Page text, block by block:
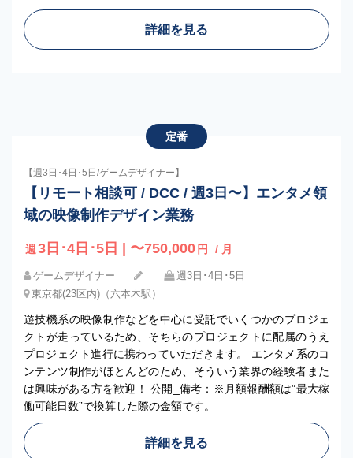
詳細を見る
定番
【週3日･4日･5日/ゲームデザイナー】
【リモート相談可 / DCC / 週3日〜】エンタメ領
域の映像制作デザイン業務
週 3日･4日･5日 | 〜750,000 円 / 月
ゲームデザイナー
週3日･4日･5日
東京都(23区内)（六本木駅）
遊技機系の映像制作などを中心に受託でいくつかのプロジェ
クトが走っているため、そちらのプロジェクトに配属のうえ
プロジェクト進行に携わっていただきます。 エンタメ系のコ
ンテンツ制作がほとんどのため、そういう業界の経験者また
は興味がある方を歓迎！ 公開_備考：※月額報酬額は”最大稼
働可能日数”で換算した際の金額です。
詳細を見る